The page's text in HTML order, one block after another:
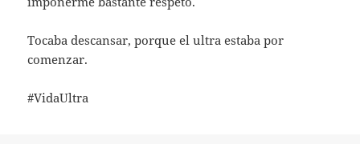
Tocaba descansar, porque el ultra estaba por
comenzar.
#VidaUltra